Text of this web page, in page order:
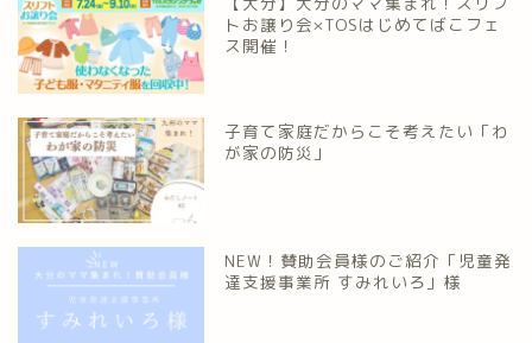
トお譲り会×TOSはじめてばこフェ
ス開催！
子育て家庭だからこそ考えたい「わ
が家の防災」
NEW！賛助会員様のご紹介「児童発
達支援事業所 すみれいろ」様